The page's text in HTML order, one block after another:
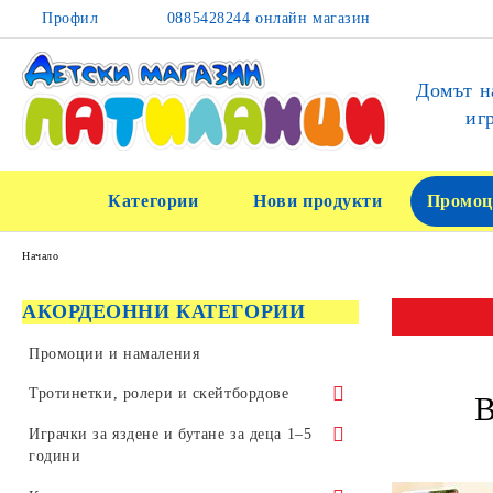
Профил 0885428244 онлайн магазин
Домът
Категории Нови продукти
АКОРДЕОННИ КАТЕГОРИИ
Промоции и намаления
Тротинетки, ролери и скейтбордове
Тротинетки за трикове и скачане
Играчки за яздене и бутане за деца 1–5
години
Начало